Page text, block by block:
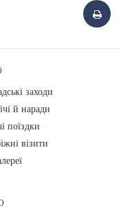
заходи
й наради
поїздки
візити